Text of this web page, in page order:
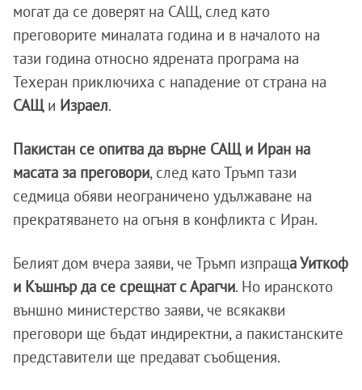
могат да се доверят на САЩ, след като
преговорите миналата година и в началото на
тази година относно ядрената програма на
Техеран приключиха с нападение от страна на
САЩи Израел.
Пакистан се опитва да върне САЩ и Иран на
масата за преговори, след като Тръмп тази
седмица обяви неограничено удължаване на
прекратяването на огъня в конфликта с Иран.
Белият дом вчера заяви, че Тръмп изпраща Уиткоф
и Къшнър да се срещнат с Арагчи. Но иранското
външно министерство заяви, че всякакви
преговори ще бъдат индиректни, а пакистанските
представители ще предават съобщения.